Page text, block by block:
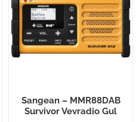
Sangean – MMR88DAB
Survivor Vevradio Gul